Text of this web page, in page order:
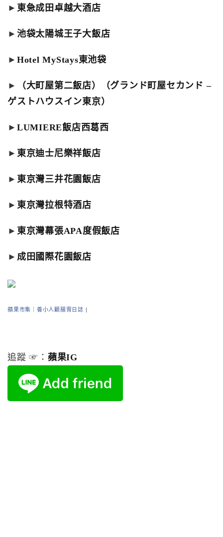
► 東急成田卓越大酒店
► 池袋太陽城王子大飯店
► Hotel MyStays東池袋
►
（大町屋第二飯店）（グランド町屋セカンド –
ゲストハウスイン東京）
► LUMIERE飯店西葛西
► 東京迪士尼樂祥飯店
► 東京灣三井花園飯店
► 東京灣拉根特酒店
► 東京灣幕張APA度假飯店
► 成田國際花園飯店
蘋果市集｜養小人顧腸胃日誌 |
追蹤 ☞： 蘋果IG